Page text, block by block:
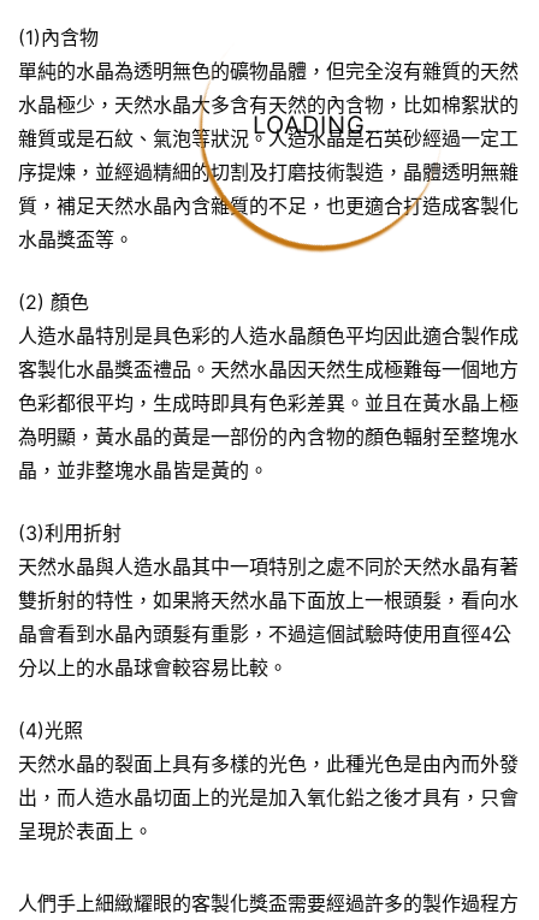
LOADING...
(1)內含物
單純的水晶為透明無色的礦物晶體，但完全沒有雜質的天然
水晶極少，天然水晶大多含有天然的內含物，比如棉絮狀的
雜質或是石紋、氣泡等狀況。人造水晶是石英砂經過一定工
序提煉，並經過精細的切割及打磨技術製造，晶體透明無雜
質，補足天然水晶內含雜質的不足，也更適合打造成客製化
水晶獎盃等。
(2) 顏色
人造水晶特別是具色彩的人造水晶顏色平均因此適合製作成
客製化水晶獎盃禮品。天然水晶因天然生成極難每一個地方
色彩都很平均，生成時即具有色彩差異。並且在黃水晶上極
為明顯，黃水晶的黃是一部份的內含物的顏色輻射至整塊水
晶，並非整塊水晶皆是黃的。
(3)利用折射
天然水晶與人造水晶其中一項特別之處不同於天然水晶有著
雙折射的特性，如果將天然水晶下面放上一根頭髮，看向水
晶會看到水晶內頭髮有重影，不過這個試驗時使用直徑4公
分以上的水晶球會較容易比較。
(4)光照
天然水晶的裂面上具有多樣的光色，此種光色是由內而外發
出，而人造水晶切面上的光是加入氧化鉛之後才具有，只會
呈現於表面上。
人們手上細緻耀眼的客製化獎盃需要經過許多的製作過程方